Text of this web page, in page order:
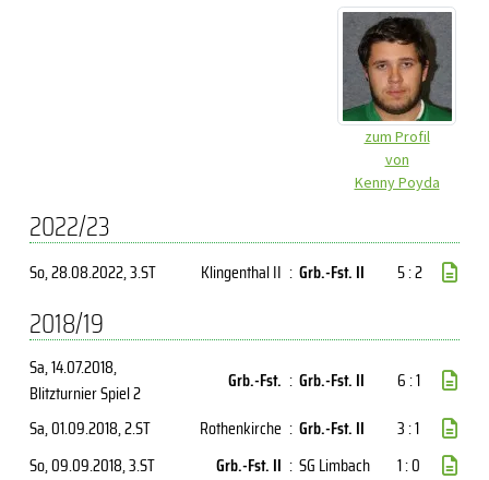
zum Profil
von
Kenny Poyda
2022/23
So, 28.08.2022, 3.ST Klingenthal II : Grb.-Fst. II 5 : 2
2018/19
Sa, 14.07.2018,
Blitzturnier Spiel 2
Grb.-Fst. : Grb.-Fst. II
6 : 1
Sa, 01.09.2018, 2.ST Rothenkirche : Grb.-Fst. II
3 : 1
So, 09.09.2018, 3.ST Grb.-Fst. II : SG Limbach
1 : 0